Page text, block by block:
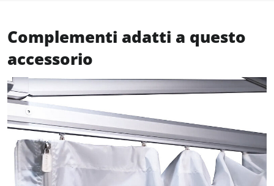
Complementi adatti a questo
accessorio